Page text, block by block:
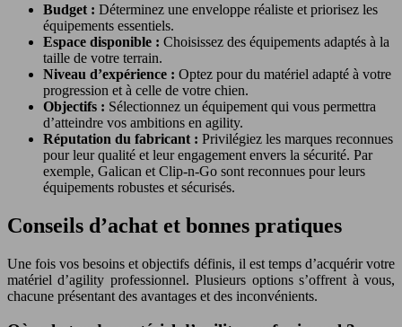
Budget : Déterminez une enveloppe réaliste et priorisez les
équipements essentiels.
Espace disponible : Choisissez des équipements adaptés à la
taille de votre terrain.
Niveau d’expérience : Optez pour du matériel adapté à votre
progression et à celle de votre chien.
Objectifs : Sélectionnez un équipement qui vous permettra
d’atteindre vos ambitions en agility.
Réputation du fabricant : Privilégiez les marques reconnues
pour leur qualité et leur engagement envers la sécurité. Par
exemple, Galican et Clip-n-Go sont reconnues pour leurs
équipements robustes et sécurisés.
Conseils d’achat et bonnes pratiques
Une fois vos besoins et objectifs définis, il est temps d’acquérir votre
matériel d’agility professionnel. Plusieurs options s’offrent à vous,
chacune présentant des avantages et des inconvénients.